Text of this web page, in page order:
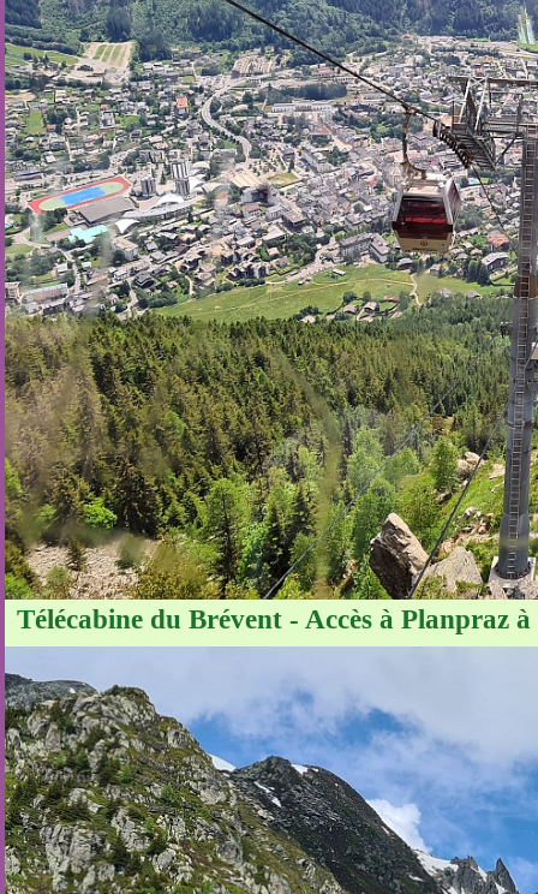
Télécabine du Brévent - Accès à Planpraz